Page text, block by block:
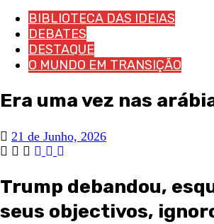
BIBLIOTECA DAS IDEIAS
DEBATES
DESTAQUE
O MUNDO EM TRANSIÇÃO
Era uma vez nas
21 de Junho, 2026
Trump debandou,
seus objectivos,